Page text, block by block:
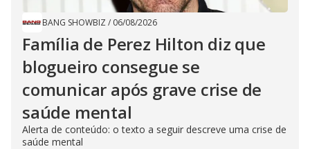
BANG SHOWBIZ / 06/08/2026
Família de Perez Hilton diz que
blogueiro consegue se
comunicar após grave crise de
saúde mental
Alerta de conteúdo: o texto a seguir descreve uma crise de
saúde mental